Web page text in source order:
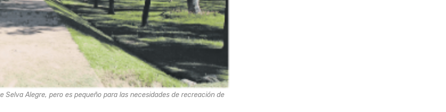
Selva Alegre, pero es pequeño para las necesidades de recreación de